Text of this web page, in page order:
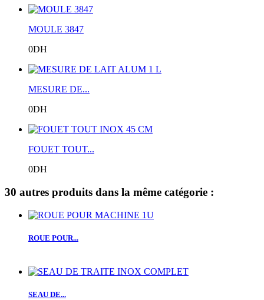
MOULE 3847
0DH
MESURE DE...
0DH
FOUET TOUT...
0DH
30 autres produits dans la même catégorie :
ROUE POUR...
SEAU DE...